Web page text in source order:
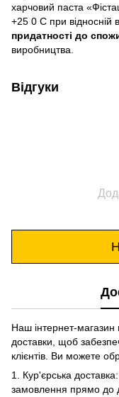
харчовий паста
+25 0 С при відносній
придатності до
виробництва.
Відгуки
Наш інтернет-магазин
доставки, щоб
клієнтів. Ви можете
1. Кур'єрська
замовлення прямо до